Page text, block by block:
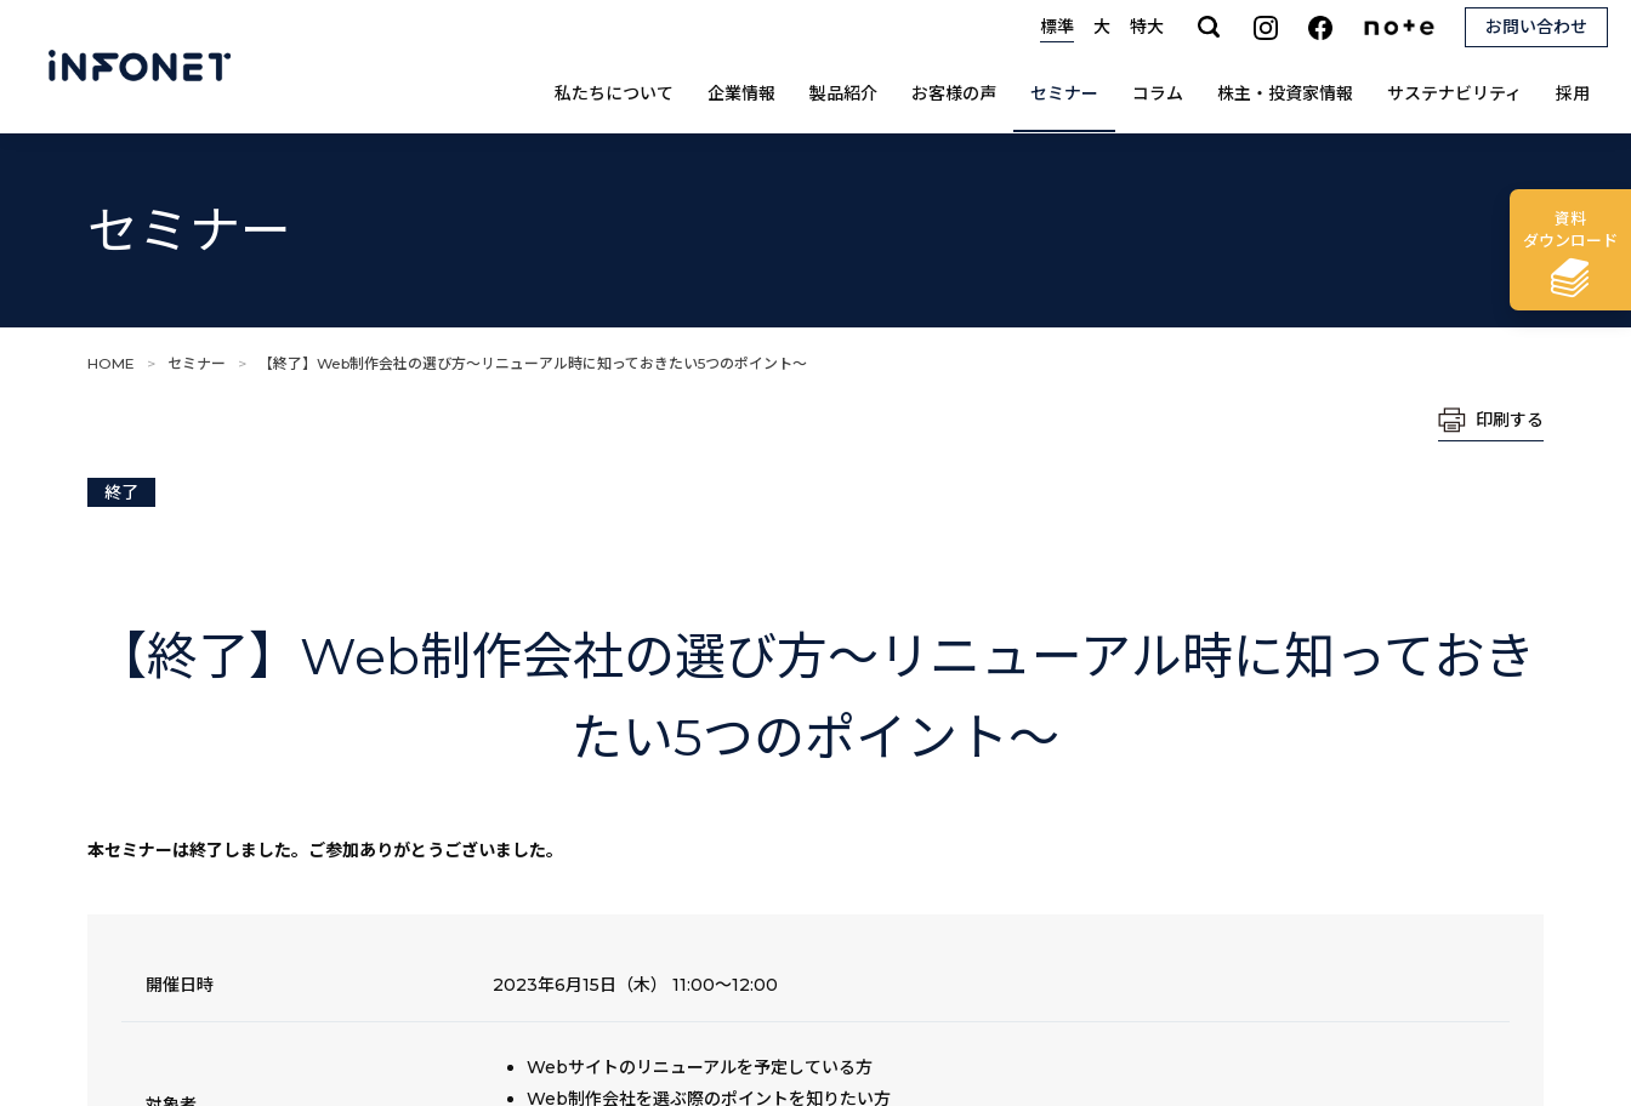
標準 大 特大 search お問い合わせ
資料
ダウンロード
私たちについて 企業情報 製品紹介 お客様の声 セミナー コラム 株主・投資家情報 サステナビリティ 採用
セミナー
HOME > セミナー > 【終了】Web制作会社の選び方～リニューアル時に知っておきたい5つのポイント～
印刷する
終了
【終了】Web制作会社の選び方～リニューアル時に知っておき
たい5つのポイント～
本セミナーは終了しました。ご参加ありがとうございました。
開催日時 2023年6月15日（木） 11:00～12:00
Webサイトのリニューアルを予定している方
Web制作会社を選ぶ際のポイントを知りたい方